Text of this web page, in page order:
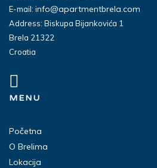
E-mail: info@apartmentbrela.com
Address: Biskupa Bijankovića 1
Brela 21322
Croatia
MENU
Početna
O Brelima
Lokacija